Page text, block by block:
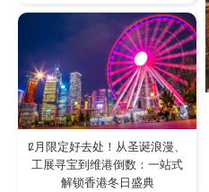
12月限定好去处！从圣诞浪漫、
工展寻宝到维港倒数：一站式
解锁香港冬日盛典